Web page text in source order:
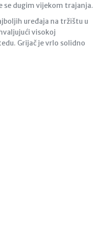
se dugim vijekom trajanja.
uređaja na tržištu u
visokoj
Grijač je vrlo solidno